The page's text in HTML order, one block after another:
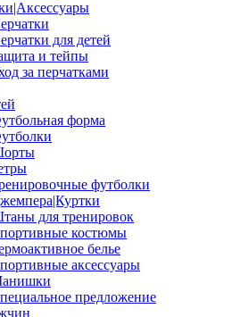
для детей
и тейпы
за перчатками
форма
футболки
для тренировок
костюмы
белье
аксессуары
предложение